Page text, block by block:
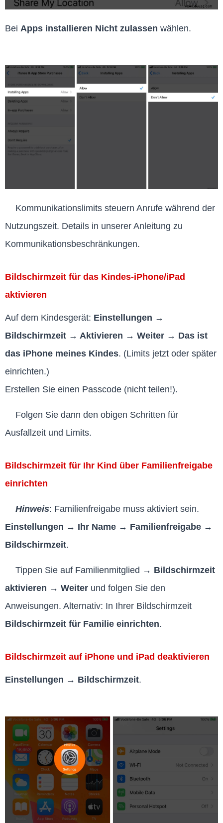
Bei Apps installieren Nicht zulassen wählen.
Kommunikationslimits steuern Anrufe während der
Nutzungszeit. Details in unserer Anleitung zu
Kommunikationsbeschränkungen.
Bildschirmzeit für das Kindes-iPhone/iPad
aktivieren
Auf dem Kindesgerät: Einstellungen →
Bildschirmzeit → Aktivieren → Weiter → Das ist
das iPhone meines Kindes. (Limits jetzt oder später
einrichten.)
Erstellen Sie einen Passcode (nicht teilen!).
Folgen Sie dann den obigen Schritten für
Ausfallzeit und Limits.
Bildschirmzeit für Ihr Kind über Familienfreigabe
einrichten
Hinweis: Familienfreigabe muss aktiviert sein.
Einstellungen → Ihr Name → Familienfreigabe →
Bildschirmzeit.
Tippen Sie auf Familienmitglied → Bildschirmzeit
aktivieren → Weiter und folgen Sie den
Anweisungen. Alternativ: In Ihrer Bildschirmzeit
Bildschirmzeit für Familie einrichten.
Bildschirmzeit auf iPhone und iPad deaktivieren
Einstellungen → Bildschirmzeit.